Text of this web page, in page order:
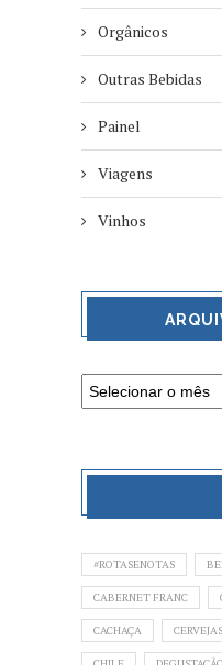
Orgânicos
Outras Bebidas
Painel
Viagens
Vinhos
#ROTASENOTAS
CABERNET FRANC
CACHAÇA CERVEJAS